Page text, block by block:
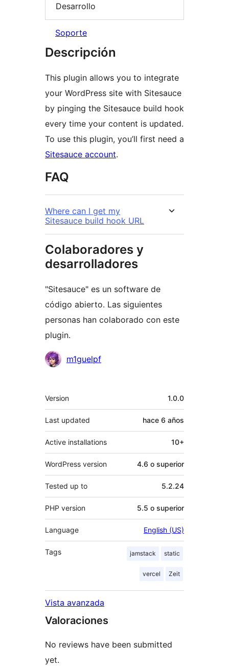
Desarrollo
Soporte
Descripción
This plugin allows you to integrate
your WordPress site with Sitesauce
by pinging the Sitesauce build hook
every time your content is updated.
To use this plugin, you’ll first need a
Sitesauce account.
FAQ
Where can I get my
Sitesauce build hook URL
Colaboradores y
desarrolladores
"Sitesauce" es un software de
código abierto. Las siguientes
personas han colaborado con este
plugin.
Colaboradores
m1guelpf
Meta
Version 1.0.0
Last updated hace 6 años
Active installations 10+
WordPress version 4.6 o superior
Tested up to 5.2.24
PHP version 5.5 o superior
Language English (US)
Tags jamstack static
vercel Zeit
Vista avanzada
Valoraciones
No reviews have been submitted
yet.